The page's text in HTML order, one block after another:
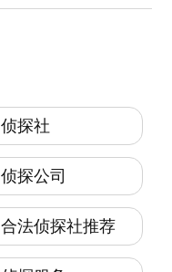
侦探社
侦探公司
合法侦探社推荐